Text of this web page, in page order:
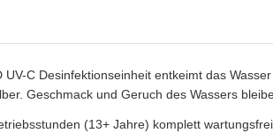
C Desinfektionseinheit entkeimt das
Geschmack und Geruch des Wassers
(13+ Jahre) komplett